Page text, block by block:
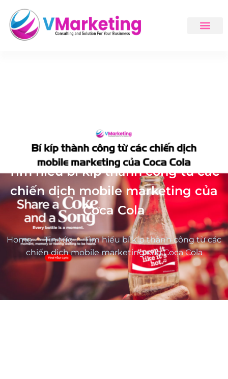
Tìm hiểu bí kíp thành công từ các
chiến dịch mobile marketing của
Coca Cola
Home • Tin tức • Tìm hiểu bí kíp thành công từ các
chiến dịch mobile marketing của Coca Cola